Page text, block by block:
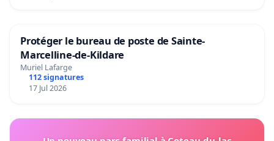
Protéger le bureau de poste de Sainte-
Marcelline-de-Kildare
Muriel Lafarge
112 signatures
17 Jul 2026